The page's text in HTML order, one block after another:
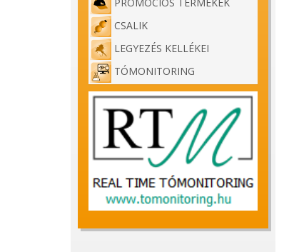
CSALIK
LEGYEZÉS KELLÉKEI
TÓMONITORING